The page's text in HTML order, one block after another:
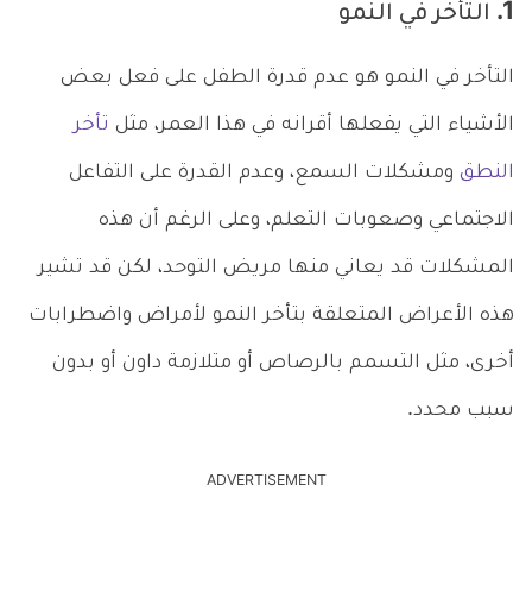
1. التأخر في النمو
التأخر في النمو هو عدم قدرة الطفل على فعل بعض
الأشياء التي يفعلها أقرانه في هذا العمر، مثل تأخر
النطق ومشكلات السمع، وعدم القدرة على التفاعل
الاجتماعي وصعوبات التعلم، وعلى الرغم أن هذه
المشكلات قد يعاني منها مريض التوحد، لكن قد تشير
هذه الأعراض المتعلقة بتأخر النمو لأمراض واضطرابات
أخرى، مثل التسمم بالرصاص أو متلازمة داون أو بدون
سبب محدد.
ADVERTISEMENT